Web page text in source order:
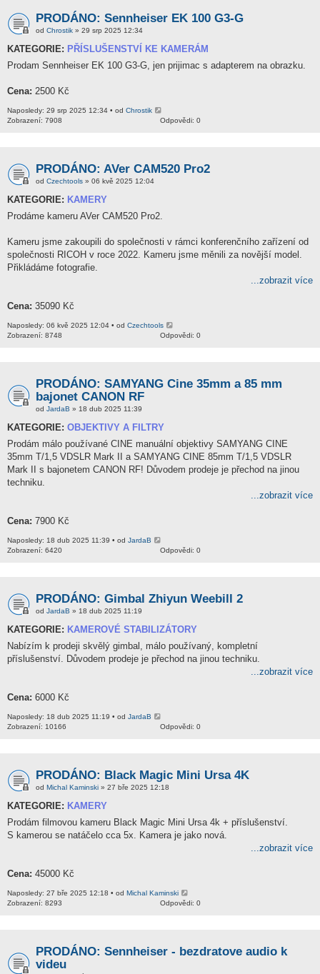
PRODÁNO: Sennheiser EK 100 G3-G
od Chrostik » 29 srp 2025 12:34
KATEGORIE: PŘÍSLUŠENSTVÍ KE KAMERÁM
Prodam Sennheiser EK 100 G3-G, jen prijimac s adapterem na obrazku.
Cena: 2500 Kč
Naposledy: 29 srp 2025 12:34 • od Chrostik
Odpovědi: 0
Zobrazení: 7908
PRODÁNO: AVer CAM520 Pro2
od Czechtools » 06 kvě 2025 12:04
KATEGORIE: KAMERY
Prodáme kameru AVer CAM520 Pro2.
Kameru jsme zakoupili do společnosti v rámci konferenčního zařízení od
společnosti RICOH v roce 2022. Kameru jsme měnili za novější model.
Přikládáme fotografie.
...zobrazit více
Cena: 35090 Kč
Naposledy: 06 kvě 2025 12:04 • od Czechtools
Odpovědi: 0
Zobrazení: 8748
PRODÁNO: SAMYANG Cine 35mm a 85 mm
bajonet CANON RF
od JardaB » 18 dub 2025 11:39
KATEGORIE: OBJEKTIVY A FILTRY
Prodám málo používané CINE manuální objektivy SAMYANG CINE
35mm T/1,5 VDSLR Mark II a SAMYANG CINE 85mm T/1,5 VDSLR
Mark II s bajonetem CANON RF! Důvodem prodeje je přechod na jinou
techniku.
...zobrazit více
Cena: 7900 Kč
Naposledy: 18 dub 2025 11:39 • od JardaB
Odpovědi: 0
Zobrazení: 6420
PRODÁNO: Gimbal Zhiyun Weebill 2
od JardaB » 18 dub 2025 11:19
KATEGORIE: KAMEROVÉ STABILIZÁTORY
Nabízím k prodeji skvělý gimbal, málo používaný, kompletní
příslušenství. Důvodem prodeje je přechod na jinou techniku.
...zobrazit více
Cena: 6000 Kč
Naposledy: 18 dub 2025 11:19 • od JardaB
Odpovědi: 0
Zobrazení: 10166
PRODÁNO: Black Magic Mini Ursa 4K
od Michal Kaminski » 27 bře 2025 12:18
KATEGORIE: KAMERY
Prodám filmovou kameru Black Magic Mini Ursa 4k + příslušenství.
S kamerou se natáčelo cca 5x. Kamera je jako nová.
...zobrazit více
Cena: 45000 Kč
Naposledy: 27 bře 2025 12:18 • od Michal Kaminski
Odpovědi: 0
Zobrazení: 8293
PRODÁNO: Sennheiser - bezdratove audio k
videu